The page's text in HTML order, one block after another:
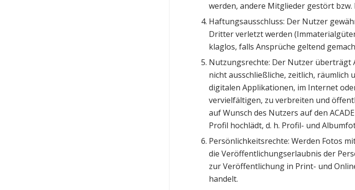
werden, andere Mitglieder gestört
Haftungsausschluss: Der Nutzer
Dritter verletzt werden
klaglos, falls Ansprüche geltend
Nutzungsrechte: Der Nutzer überträgt
nicht ausschließliche, zeitlich, räumlich
digitalen Applikationen, im Internet
vervielfältigen, zu verbreiten und
auf Wunsch des Nutzers auf den
Profil hochlädt, d. h. Profil- und
Persönlichkeitsrechte: Werden Fotos
die Veröffentlichungserlaubnis der
zur Veröffentlichung in Print- und
handelt.